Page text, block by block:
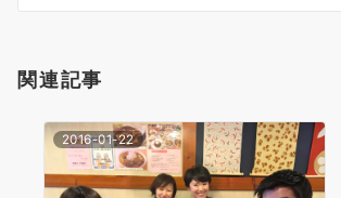
シ
ン
関連記事
2016-01-22